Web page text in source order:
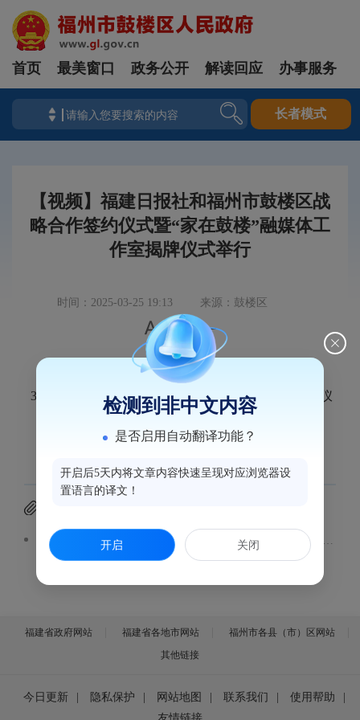
首页 最美窗口 政务公开 解读回应 办事服务
长者模式
【视频】福建日报社和福州市鼓楼区战
略合作签约仪式暨“家在鼓楼”融媒体工
作室揭牌仪式举行
时间：2025-03-25 19:13 来源：鼓楼区
 
3月25日，福建日报社和福州市鼓楼区战略合作签约仪
福建日报社和福州市鼓楼区战略合作签约仪式暨“家在鼓楼”融媒体工作室揭牌仪式举行
福建省政府网站 福建省各地市网站
福州市各县（市）区网站
其他链接
今日更新 隐私保护 网站地图 联系我们 使用帮助
检测到非中文内容
是否启用自动翻译功能？
开启后5天内将文章内容快速呈现对应浏览器设
置语言的译文！
开启 关闭